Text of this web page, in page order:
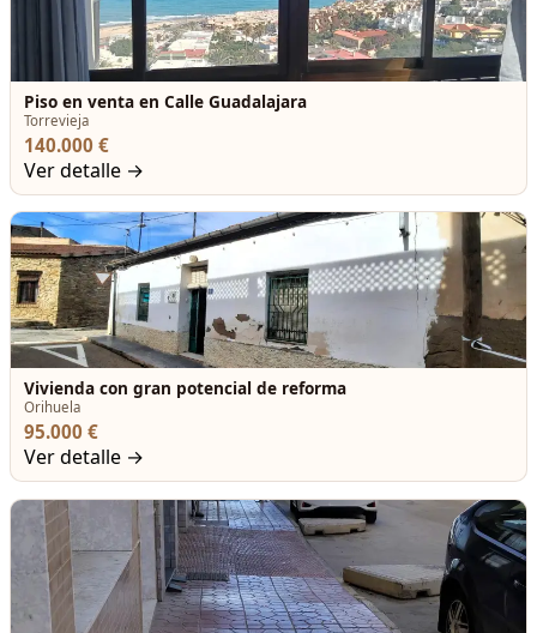
Piso en venta en Calle Guadalajara
Torrevieja
140.000 €
Ver detalle →
Vivienda con gran potencial de reforma
Orihuela
95.000 €
Ver detalle →